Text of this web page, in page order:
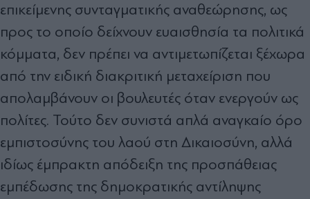
επικείμενης συνταγματικής αναθεώρησης, ως
προς το οποίο δείχνουν ευαισθησία τα πολιτικά
κόμματα, δεν πρέπει να αντιμετωπίζεται ξέχωρα
από την ειδική διακριτική μεταχείριση που
απολαμβάνουν οι βουλευτές όταν ενεργούν ως
πολίτες. Τούτο δεν συνιστά απλά αναγκαίο όρο
εμπιστοσύνης του λαού στη Δικαιοσύνη, αλλά
ιδίως έμπρακτη απόδειξη της προσπάθειας
εμπέδωσης της δημοκρατικής αντίληψης